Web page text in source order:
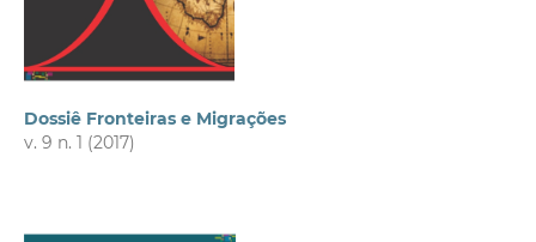
Dossiê Fronteiras e Migrações
v. 9 n. 1 (2017)